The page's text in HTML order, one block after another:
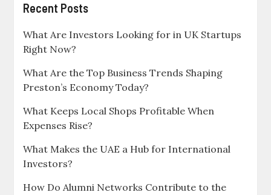
Recent Posts
What Are Investors Looking for in UK Startups
Right Now?
What Are the Top Business Trends Shaping
Preston’s Economy Today?
What Keeps Local Shops Profitable When
Expenses Rise?
What Makes the UAE a Hub for International
Investors?
How Do Alumni Networks Contribute to the